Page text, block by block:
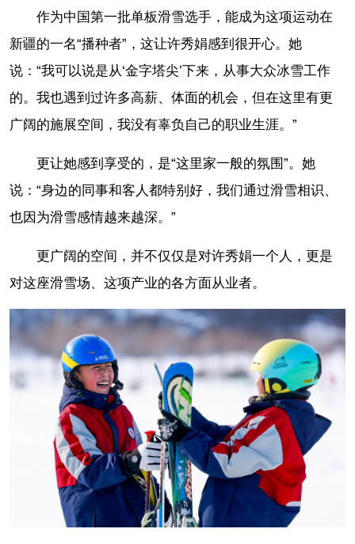
作为中国第一批单板滑雪选手，能成为这项运动在
新疆的一名“播种者”，这让许秀娟感到很开心。她
说：“我可以说是从‘金字塔尖’下来，从事大众冰雪工作
的。我也遇到过许多高薪、体面的机会，但在这里有更
广阔的施展空间，我没有辜负自己的职业生涯。”
更让她感到享受的，是“这里家一般的氛围”。她
说：“身边的同事和客人都特别好，我们通过滑雪相识、
也因为滑雪感情越来越深。”
更广阔的空间，并不仅仅是对许秀娟一个人，更是
对这座滑雪场、这项产业的各方面从业者。